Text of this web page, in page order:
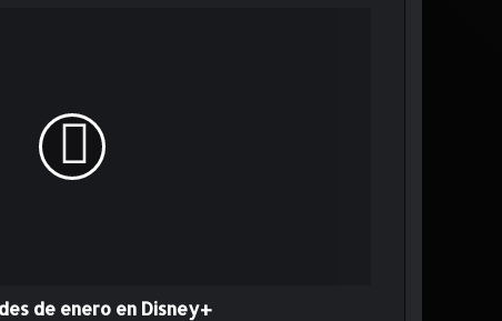
de enero en Disney+